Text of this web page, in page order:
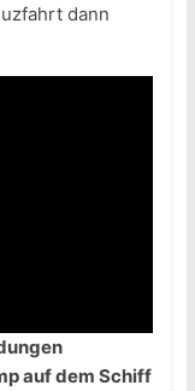
dann
auf dem Schiff